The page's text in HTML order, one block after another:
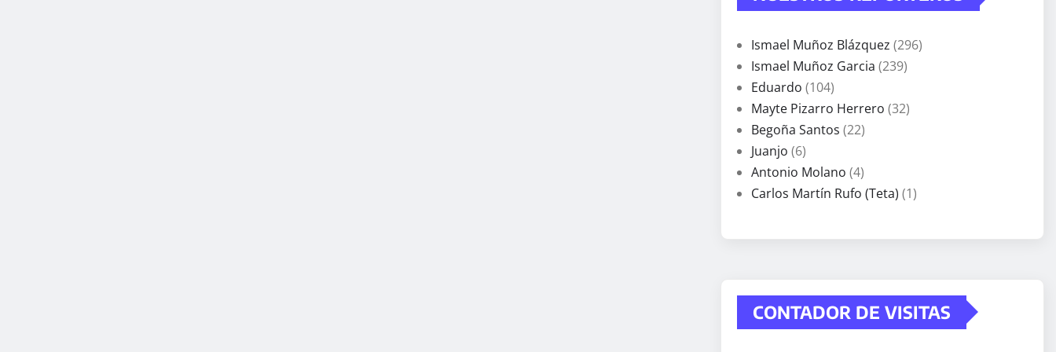
Ismael Muñoz Blázquez (296)
Ismael Muñoz Garcia (239)
Eduardo (104)
Mayte Pizarro Herrero (32)
Begoña Santos (22)
Juanjo (6)
Antonio Molano (4)
Carlos Martín Rufo (Teta) (1)
CONTADOR DE VISITAS